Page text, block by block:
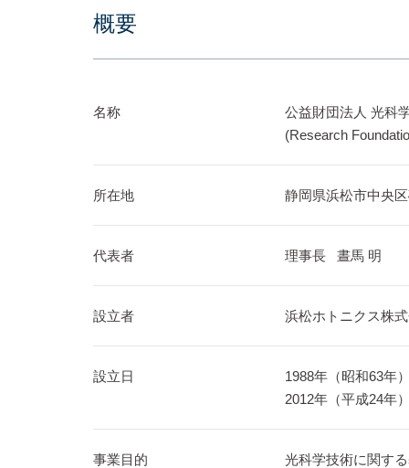
概要
名称
公益財団法人 光科
(Research
所在地 静岡県浜松市中央
代表者 理事長 晝馬 明
設立者 浜松ホトニクス株
設立日
1988年（昭和63年
2012年（平成24年
事業目的
光科学技術に関す